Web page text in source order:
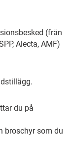
(från
Alecta, AMF)
du på
broschyr som du